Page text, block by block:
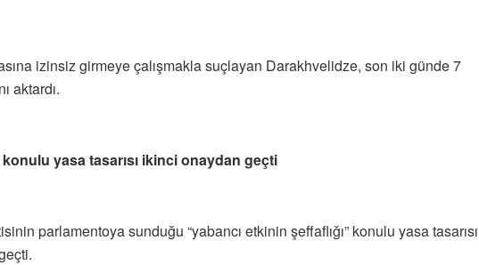
izinsiz girmeye çalışmakla suçlayan Darakhvelidze, son iki günde 7
aktardı.
konulu yasa tasarısı ikinci onaydan geçti
parlamentoya sunduğu “yabancı etkinin şeffaflığı” konulu yasa tasarısı